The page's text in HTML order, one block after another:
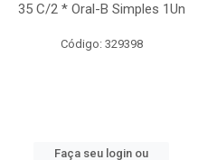
35 C/2 * Oral-B Simples 1Un
Código: 329398
Faça seu login ou